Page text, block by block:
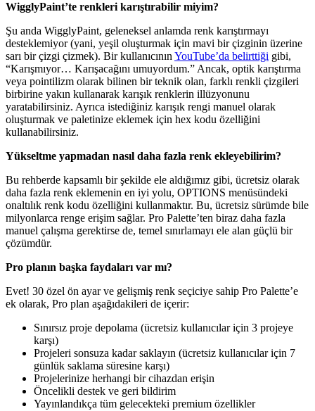
WigglyPaint’te renkleri karıştırabilir miyim?
Şu anda WigglyPaint, geleneksel anlamda renk karıştırmayı
desteklemiyor (yani, yeşil oluşturmak için mavi bir çizginin üzerine
sarı bir çizgi çizmek). Bir kullanıcınınYouTube’da belirttiği gibi,
“Karışmıyor… Karışacağını umuyordum.” Ancak, optik karıştırma
veya pointilizm olarak bilinen bir teknik olan, farklı renkli çizgileri
birbirine yakın kullanarak karışık renklerin illüzyonunu
yaratabilirsiniz. Ayrıca istediğiniz karışık rengi manuel olarak
oluşturmak ve paletinize eklemek için hex kodu özelliğini
kullanabilirsiniz.
Yükseltme yapmadan nasıl daha fazla renk ekleyebilirim?
Bu rehberde kapsamlı bir şekilde ele aldığımız gibi, ücretsiz olarak
daha fazla renk eklemenin en iyi yolu, OPTIONS menüsündeki
onaltılık renk kodu özelliğini kullanmaktır. Bu, ücretsiz sürümde bile
milyonlarca renge erişim sağlar. Pro Palette’ten biraz daha fazla
manuel çalışma gerektirse de, temel sınırlamayı ele alan güçlü bir
çözümdür.
Pro planın başka faydaları var mı?
Evet! 30 özel ön ayar ve gelişmiş renk seçiciye sahip Pro Palette’e
ek olarak, Pro plan aşağıdakileri de içerir:
Sınırsız proje depolama (ücretsiz kullanıcılar için 3 projeye
karşı)
Projeleri sonsuza kadar saklayın (ücretsiz kullanıcılar için 7
günlük saklama süresine karşı)
Projelerinize herhangi bir cihazdan erişin
Öncelikli destek ve geri bildirim
Yayınlandıkça tüm gelecekteki premium özellikler